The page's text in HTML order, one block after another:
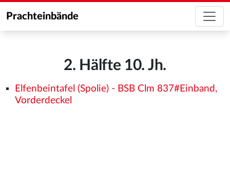
Prachteinbände
2. Hälfte 10. Jh.
Elfenbeintafel (Spolie) - BSB Clm 837#Einband,
Vorderdeckel